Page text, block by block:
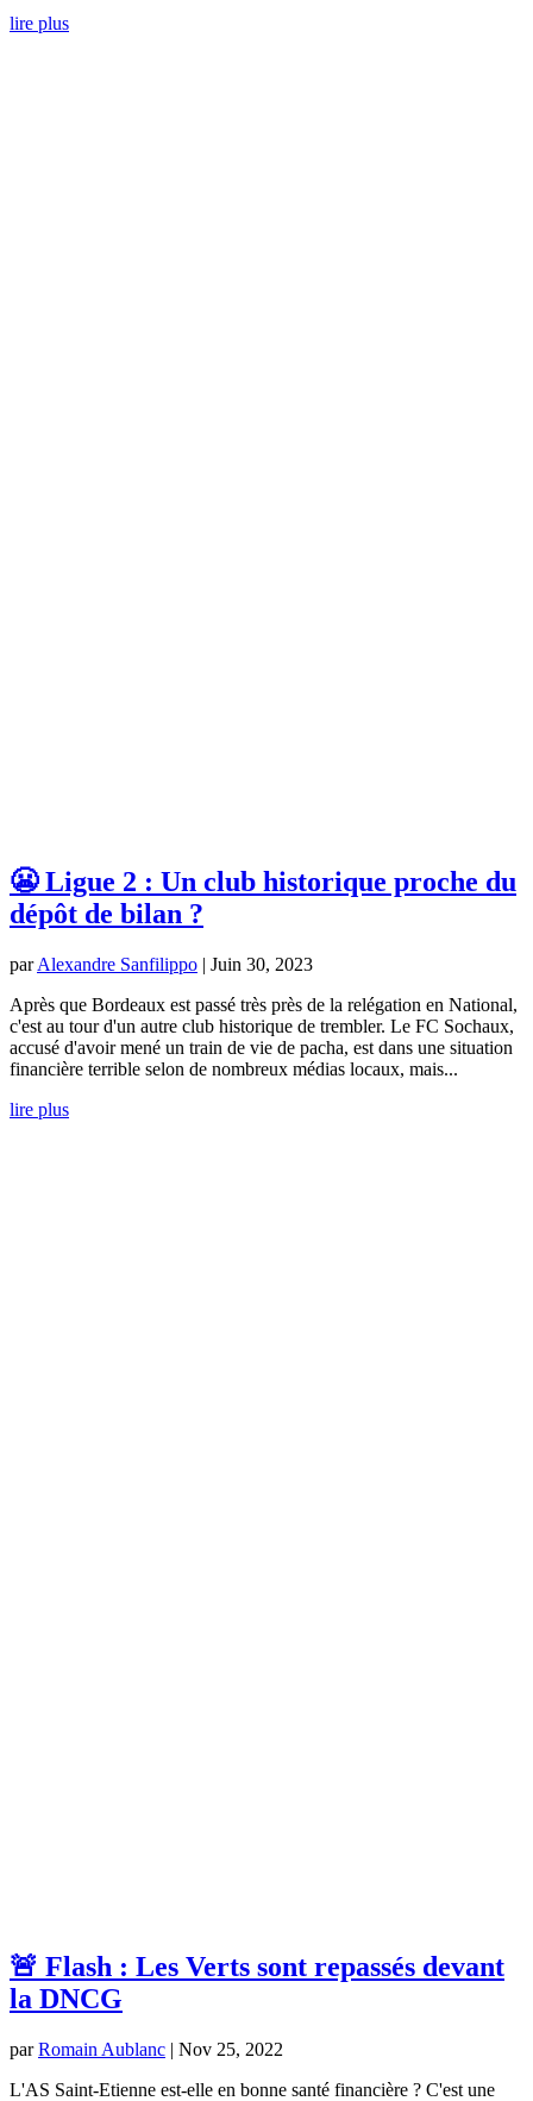
lire plus
😬 Ligue 2 : Un club historique proche du
dépôt de bilan ?
parAlexandre Sanfilippo | Juin 30, 2023
Après que Bordeaux est passé très près de la relégation en National,
c'est au tour d'un autre club historique de trembler. Le FC Sochaux,
accusé d'avoir mené un train de vie de pacha, est dans une situation
financière terrible selon de nombreux médias locaux, mais...
lire plus
🚨 Flash : Les Verts sont repassés devant
la DNCG
parRomain Aublanc | Nov 25, 2022
L'AS Saint-Etienne est-elle en bonne santé financière ? C'est une